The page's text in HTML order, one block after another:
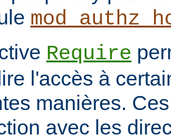
Require
l'accès à
manières.
avec les